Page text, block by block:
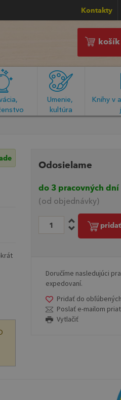
Kontakty
košík
Umenie,
kultúra
Knihy v
Odosielame
do 3 pracovných dní
(od objednávky)
Doručíme nasledujúci
expedovaní.
Pridať do obľúbených
Poslať e-mailom
Vytlačiť